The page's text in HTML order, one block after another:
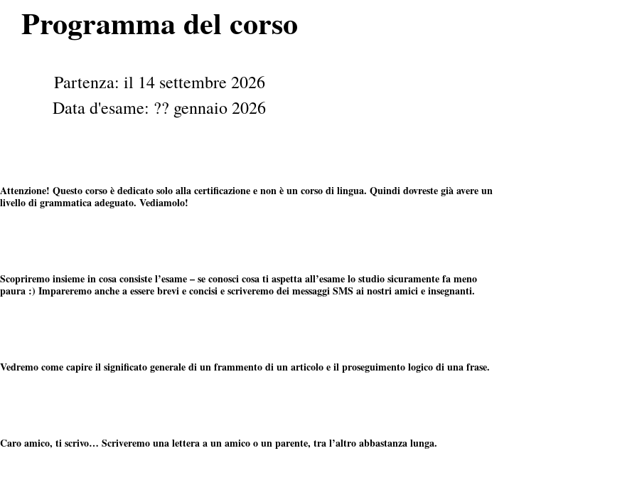
Programma del corso
Partenza: il 14 settembre 2026
Data d'esame: ?? gennaio 2026
Attenzione! Questo corso è dedicato solo alla certificazione e non è un corso di lingua. Quindi dovreste già avere un
livello di grammatica adeguato. Vediamolo!
Scopriremo insieme in cosa consiste l’esame – se conosci cosa ti aspetta all’esame lo studio sicuramente fa meno
paura :) Impareremo anche a essere brevi e concisi e scriveremo dei messaggi SMS ai nostri amici e insegnanti.
Vedremo come capire il significato generale di un frammento di un articolo e il proseguimento logico di una frase.
Caro amico, ti scrivo… Scriveremo una lettera a un amico o un parente, tra l’altro abbastanza lunga.